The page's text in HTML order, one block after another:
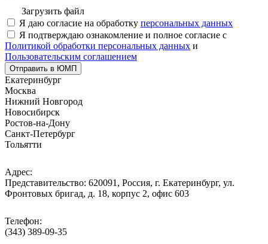
Загрузить файл
Я даю согласие на обработку персональных данных
Я подтверждаю ознакомление и полное согласие с
Политикой обработки персональных данных и
Пользовательским соглашением
Отправить в ЮМП
Екатеринбург
Москва
Нижний Новгород
Новосибирск
Ростов-на-Дону
Санкт-Петербург
Тольятти
Адрес:
Представительство: 620091, Россия, г. Екатеринбург, ул.
Фронтовых бригад, д. 18, корпус 2, офис 603
Телефон:
(343) 389-09-35